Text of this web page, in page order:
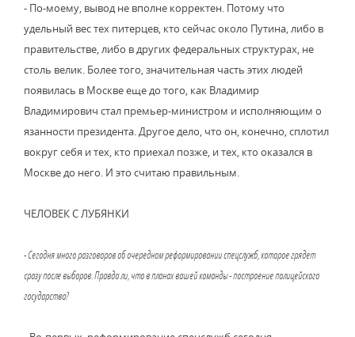
- По-моему, вывод не вполне корректен. Потому что
удельный вес тех питерцев, кто сейчас около Путина, либо в
правительстве, либо в других федеральных структурах, не
столь велик. Более того, значительная часть этих людей
появилась в Москве еще до того, как Владимир
Владимирович стал премьер-министром и исполняющим о
язанности президента. Другое дело, что он, конечно, сплотил
вокруг себя и тех, кто приехал позже, и тех, кто оказался в
Москве до него. И это считаю правильным.
ЧЕЛОВЕК С ЛУБЯНКИ
- Сегодня много разговоров об очередном реформировании спецслужб, которое грядет
сразу после выборов. Правда ли, что в планах вашей команды - построение полицейского
государства?